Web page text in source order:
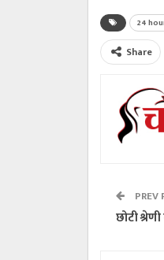
24
Share
PREV
छोटी